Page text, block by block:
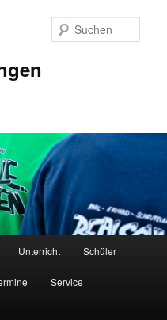
Unterricht Schüler
Service